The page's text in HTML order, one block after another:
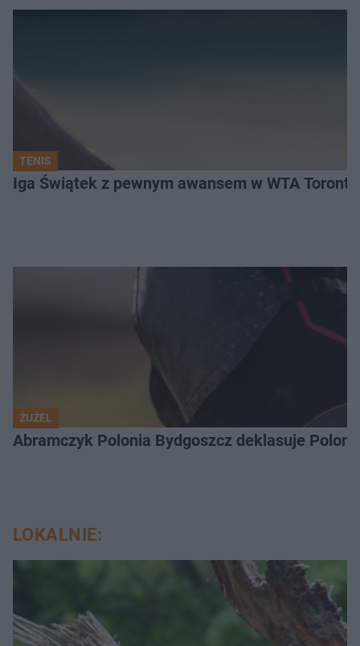
TENIS
Iga Świątek z pewnym awansem w WTA
ŻUŻEL
Abramczyk Polonia Bydgoszcz deklasuje
LOKALNIE: